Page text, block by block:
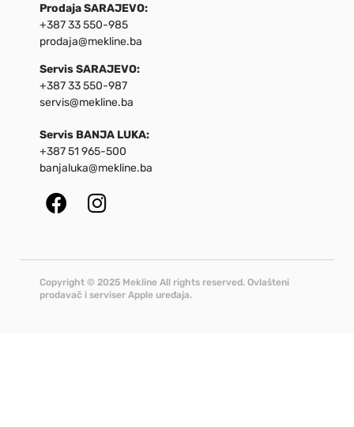
Prodaja SARAJEVO:
+387 33 550-985
prodaja@mekline.ba
Servis SARAJEVO:
+387 33 550-987
servis@mekline.ba
Servis BANJA LUKA:
+387 51 965-500
banjaluka@mekline.ba
Copyright © 2025 Mekline All rights reserved. Ovlašteni
prodavač i serviser Apple uređaja.